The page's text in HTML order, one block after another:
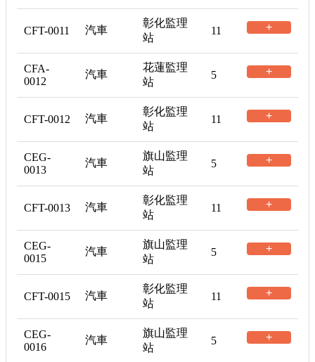
CFT-0011 汽車
彰化監理
站
11 +
CFA-
0012
汽車
花蓮監理
站
5 +
CFT-0012 汽車
彰化監理
站
11 +
CEG-
0013
汽車
旗山監理
站
5 +
CFT-0013 汽車
彰化監理
站
11 +
CEG-
0015
汽車
旗山監理
站
5 +
CFT-0015 汽車
彰化監理
站
11 +
CEG-
0016
汽車
旗山監理
站
5 +